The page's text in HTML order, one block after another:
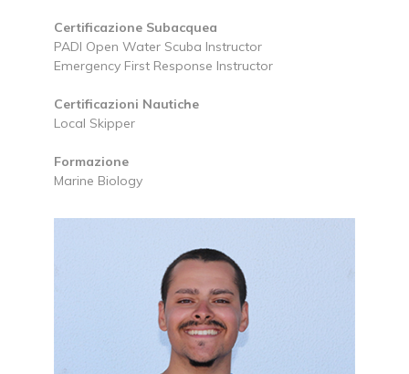
Certificazione Subacquea
PADI Open Water Scuba Instructor
Emergency First Response Instructor
Certificazioni Nautiche
Local Skipper
Formazione
Marine Biology